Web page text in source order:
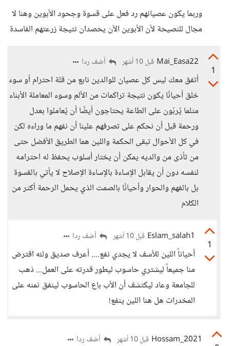
وربما يكون عصيانهم رد فعل على قسوة وجحود الأبوين وهنا لا
مجال للنصيحة لأن الأبوين الآن يحصدان نتيجة زرعتهم الفاسدة
1
Mai_Easa22 قبل 10 أشهر أضف ردا
أتفق معك ليس كل عصيان للوالدين نابع من قلة احترام أو سوء
خلق أحيانًا يكون نتيجة تراكمات من الألم وسوء المعاملة الأبناء
مثلما يُربّون على الطاعة يحتاجون أيضًا أن يُعاملوا بعدل
ورحمة قبل أن نحكم على تصرفهم علينا أن نفهم ما وراءه لكن
في كل الأحوال تبقى الحكمة واللين هما الطريق الأفضل حتى
من تأذى من والديه يمكن أن يختار أسلوب يحفظ له احترامه
لنفسه دون أن يقابل الإساءة بالإساءة الإصلاح لا يأتي بالقسوة
بل بالفهم والحوار وأحيانًا بالصمت الذي يحمل الرحمة أكثر من
الكلام
1
Eslam_salah1 قبل 10 أشهر أضف ردا
أحياناً اللين للأسف لا يجدي نفع.... أعرف صديق ولله اقترض
منا جميعاً ليشتري حاسوب ليطور قدرته على العمل... ذهب
للجامعة وعاد ليكتشف أن الأب باع الحاسوب لينفق ثمنه على
المخدرات هل هنا اللين ينفع!
Hossam_2021 قبل 10 أشهر أضف ردا